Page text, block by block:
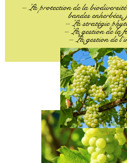
– La protection de la
bandes
– La stratégie
– La gestion de la
– La gestion de